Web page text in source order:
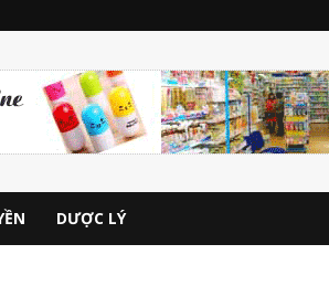
DƯỢC LÝ